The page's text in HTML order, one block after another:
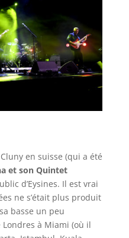
en suisse (qui a été
et son Quintet
d’Eysines. Il est vrai
ne s’était plus produit
basse un peu
à Miami (où il